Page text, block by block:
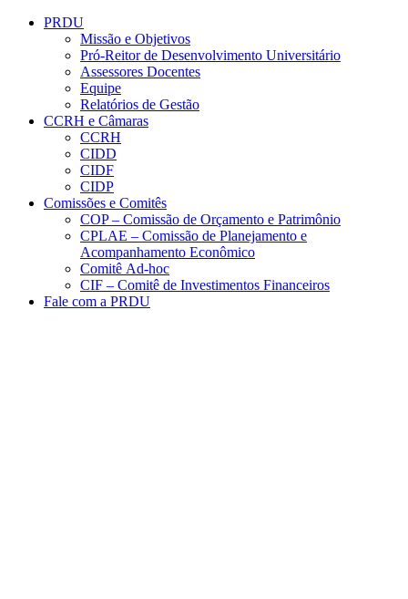
Conteúdo principal
PRDU
Missão e Objetivos
Pró-Reitor de Desenvolvimento Universitário
Assessores Docentes
Equipe
Relatórios de Gestão
CCRH e Câmaras
CCRH
CIDD
CIDF
CIDP
Comissões e Comitês
COP – Comissão de Orçamento e Patrimônio
CPLAE – Comissão de Planejamento e
Acompanhamento Econômico
Comitê Ad-hoc
CIF – Comitê de Investimentos Financeiros
Fale com a PRDU